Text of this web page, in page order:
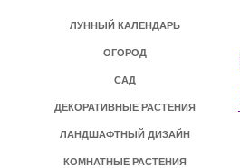
ЛУННЫЙ КАЛЕНДАРЬ
ОГОРОД
САД
ДЕКОРАТИВНЫЕ РАСТЕНИЯ
ЛАНДШАФТНЫЙ ДИЗАЙН
КОМНАТНЫЕ РАСТЕНИЯ